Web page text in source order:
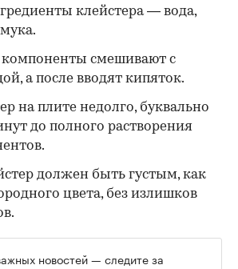
клейстера — вода,
компоненты смешивают с
а после вводят кипяток.
на плите недолго, буквально
до полного растворения
должен быть густым, как
цвета, без излишков
новостей — следите за